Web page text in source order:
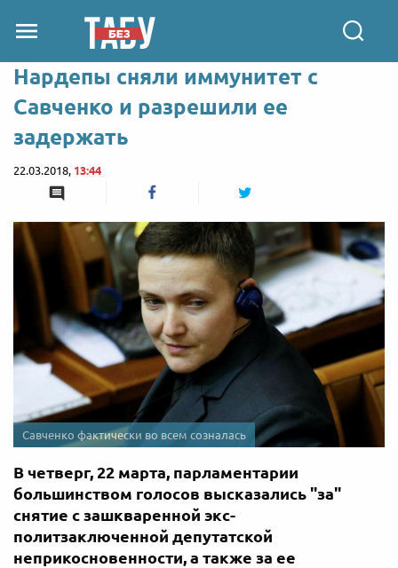
Нардепы сняли иммунитет с
Савченко и разрешили ее
задержать
22.03.2018, 13:44
Савченко фактически во всем созналась
В четверг, 22 марта, парламентарии
большинством голосов высказались "за"
снятие с зашкваренной экс-
политзаключенной депутатской
неприкосновенности, а также за ее